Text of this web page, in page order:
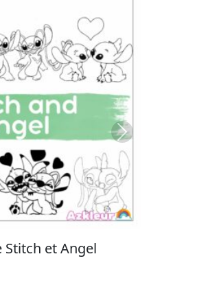
Stitch
Next